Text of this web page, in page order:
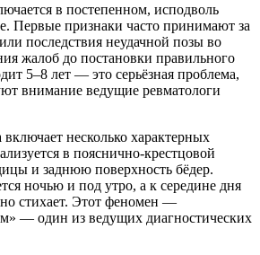
в постепенном, исподволь
Первые признаки часто принимают за
последствия неудачной позы во
жалоб до постановки правильного
5–8 лет — это серьёзная проблема,
внимание ведущие ревматологи
включает несколько характерных
в пояснично-крестцовой
и заднюю поверхность бёдер.
ночью и под утро, а к середине дня
стихает. Этот феномен —
— один из ведущих диагностических